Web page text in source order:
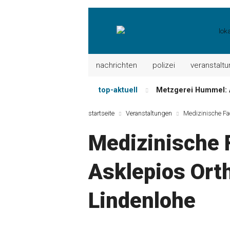
nachrichten polizei
top-aktuell Metzgerei Hummel:
Der „deutsche
Maxhütter
Nutzen Sie aktuelle
startseite Veranstaltungen Medizinische
Medizinische
Asklepios
Lindenlohe